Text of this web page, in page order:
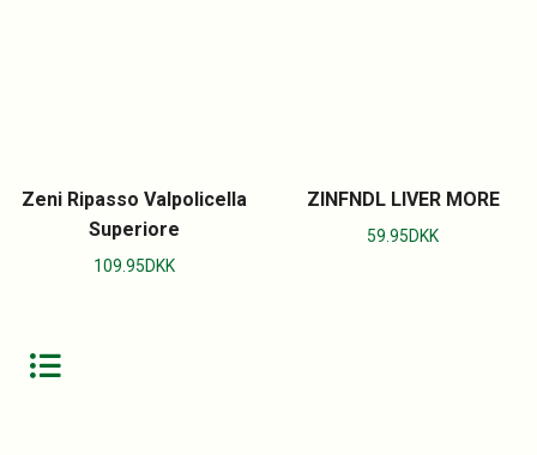
Zeni Ripasso Valpolicella
Superiore
109.95DKK
ZINFNDL LIVER MORE
59.95DKK